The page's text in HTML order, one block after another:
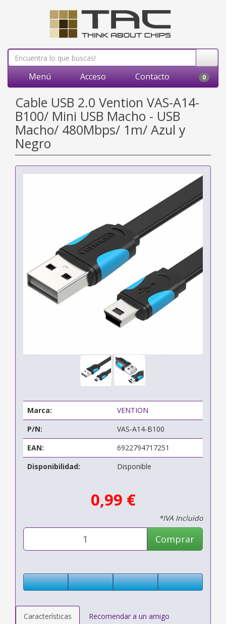
Menú Acceso Contacto 0
Cable USB 2.0 Vention VAS-A14-
B100/ Mini USB Macho - USB
Macho/ 480Mbps/ 1m/ Azul y
Negro
Marca:
VENTION
P/N:
VAS-A14-B100
EAN:
6922794717251
Disponibilidad:
Disponible
0,99 €
*IVA Incluido
Comprar
Características Recomendar a un amigo